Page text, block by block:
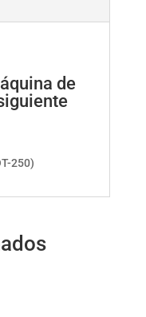
de
250)